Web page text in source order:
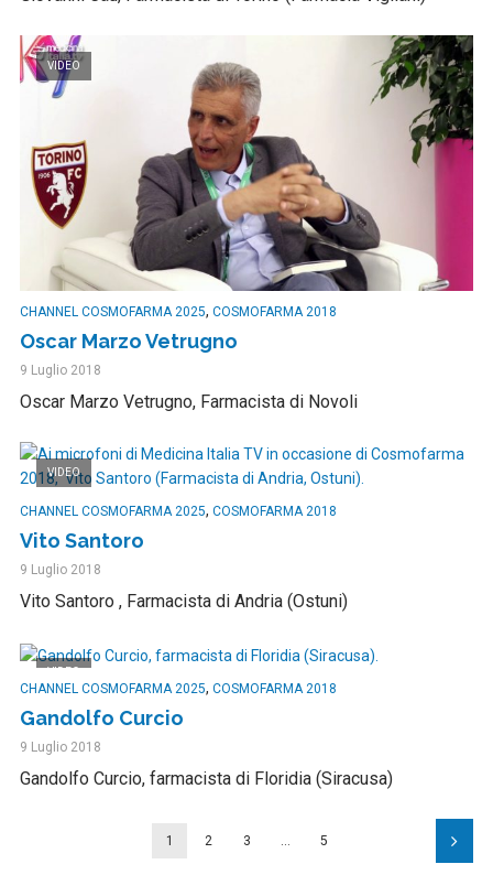
VIDEO
CHANNEL COSMOFARMA 2025, COSMOFARMA 2018
Oscar Marzo Vetrugno
9 Luglio 2018
Oscar Marzo Vetrugno, Farmacista di Novoli
VIDEO
CHANNEL COSMOFARMA 2025, COSMOFARMA 2018
Vito Santoro
9 Luglio 2018
Vito Santoro , Farmacista di Andria (Ostuni)
CHANNEL COSMOFARMA 2025, COSMOFARMA 2018
Gandolfo Curcio
9 Luglio 2018
Gandolfo Curcio, farmacista di Floridia (Siracusa)
1 2 3 … 5